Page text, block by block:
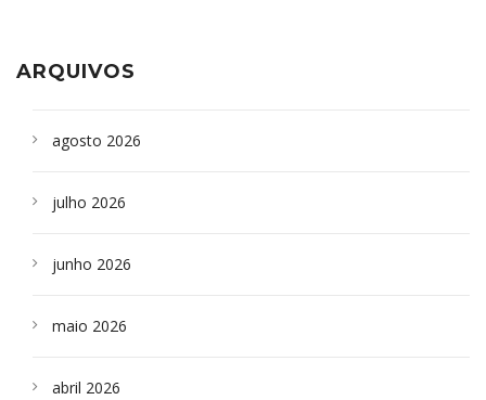
ARQUIVOS
agosto 2026
julho 2026
junho 2026
maio 2026
abril 2026